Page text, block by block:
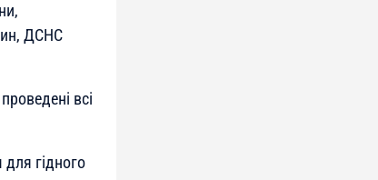
ДСНС
всі
для гідного